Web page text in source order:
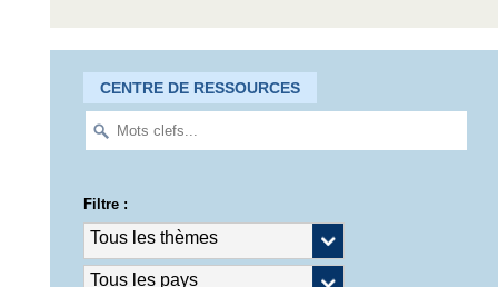
CENTRE DE RESSOURCES
Filtre :